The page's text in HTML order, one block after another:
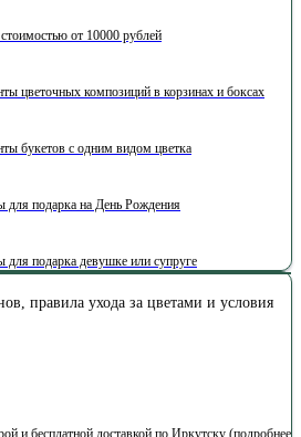
от 10000 рублей
цветочных композиций в корзинах и боксах
букетов с одним видом цветка
для подарка на День Рождения
для подарка девушке или супруге
правила ухода за цветами и условия
и бесплатной доставкой по Иркутску (подробнее